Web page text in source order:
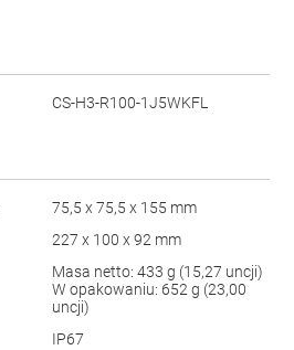
CS-H3-R100-1J5WKFL
75,5 x 75,5 x 155 mm
227 x 100 x 92 mm
Masa netto: 433 g (15,27 uncji)
W opakowaniu: 652 g (23,00
uncji)
IP67